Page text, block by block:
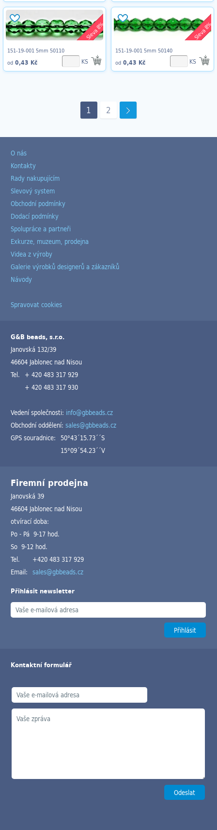
Sleva 8%
151-19-001 5mm 50110
od 0,43 Kč KS
Sleva 8%
151-19-001 5mm 50140
od 0,43 Kč KS
1 2
O nás
Kontakty
Rady nakupujícím
Slevový system
Obchodní podmínky
Dodací podmínky
Spolupráce a partneři
Exkurze, muzeum, prodejna
Videa z výroby
Galerie výrobků designerů a zákazníků
Návody
Spravovat cookies
G&B beads, s.r.o.
Janovská 132/39
46604 Jablonec nad Nisou
Tel. + 420 483 317 929
+ 420 483 317 930
Vedení společnosti: info@gbbeads.cz
Obchodní oddělení:sales@gbbeads.cz
GPS souradnice: 50°43´15.73´´S
15°09´54.23´´V
Firemní prodejna
Janovská 39
46604 Jablonec nad Nisou
otvírací doba:
Po - Pá 9-17 hod.
So 9-12 hod.
Tel.
+420 483 317 929
Email: sales@gbbeads.cz
Přihlásit newsletter
Kontaktní formulář